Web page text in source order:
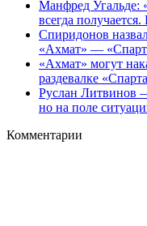
Манфред Угальде:
всегда
Спиридонов
«Ахмат» —
«Ахмат» могут
раздевалке
Руслан Литвинов
но на поле
Комментарии